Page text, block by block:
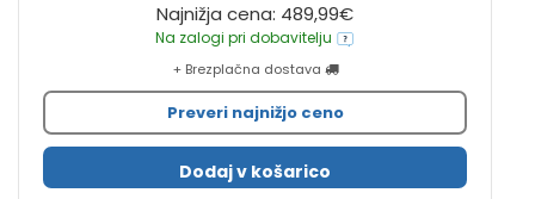
Najnižja cena: 489,99€
Na zalogi pri dobavitelju
+ Brezplačna dostava
Preveri najnižjo ceno
Dodaj v košarico